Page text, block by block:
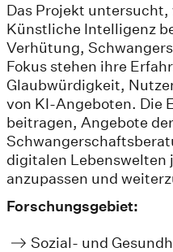
Das Projekt
Künstliche Intelligenz
Verhütung,
Fokus stehen ihre
Glaubwürdigkeit,
von KI-Angeboten. Die
beitragen, Angebote
digitalen Lebenswelten
anzupassen und
Forschungsgebiet:
Sozial- und